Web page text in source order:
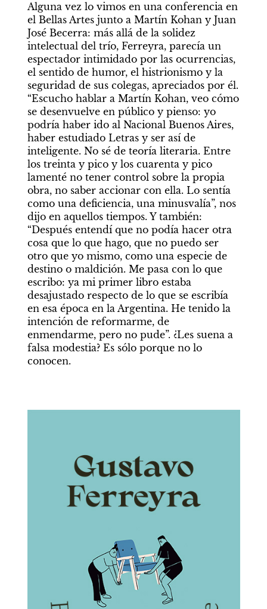
Alguna vez lo vimos en una conferencia en
el Bellas Artes junto a Martín Kohan y Juan
José Becerra: más allá de la solidez
intelectual del trío, Ferreyra, parecía un
espectador intimidado por las ocurrencias,
el sentido de humor, el histrionismo y la
seguridad de sus colegas, apreciados por él.
“Escucho hablar a Martín Kohan, veo cómo
se desenvuelve en público y pienso: yo
podría haber ido al Nacional Buenos Aires,
haber estudiado Letras y ser así de
inteligente. No sé de teoría literaria. Entre
los treinta y pico y los cuarenta y pico
lamenté no tener control sobre la propia
obra, no saber accionar con ella. Lo sentía
como una deficiencia, una minusvalía”, nos
dijo en aquellos tiempos. Y también:
“Después entendí que no podía hacer otra
cosa que lo que hago, que no puedo ser
otro que yo mismo, como una especie de
destino o maldición. Me pasa con lo que
escribo: ya mi primer libro estaba
desajustado respecto de lo que se escribía
en esa época en la Argentina. He tenido la
intención de reformarme, de
enmendarme, pero no pude”. ¿Les suena a
falsa modestia? Es sólo porque no lo
conocen.